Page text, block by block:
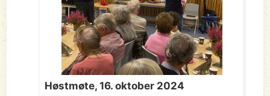
Høstmøte, 16. oktober 2024